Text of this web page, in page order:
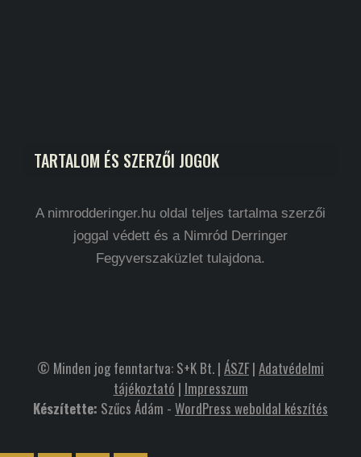
TARTALOM ÉS SZERZŐI JOGOK
A nimrodderinger.hu oldal teljes tartalma szerzői
joggal védett és a Nimród Derringer
Fegyverszaküzlet tulajdona.
© Minden jog fenntartva: S+K Bt. | ÁSZF| Adatvédelmi
tájékoztató | Impresszum
Készítette: Szűcs Ádám - WordPress weboldal készítés